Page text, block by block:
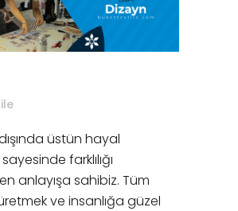
dışında üstün hayal
farklılığı
anlayışa sahibiz. Tüm
ve insanlığa güzel